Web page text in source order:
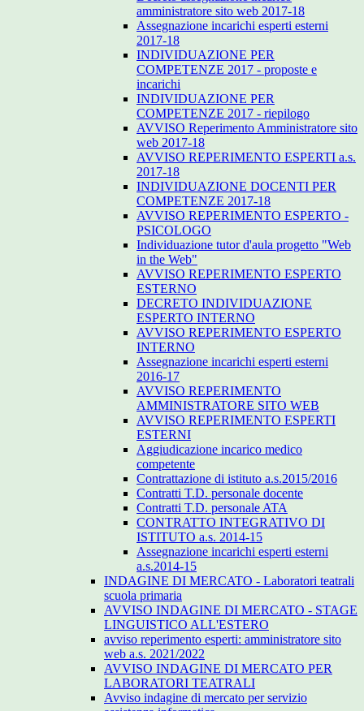
amministratore sito web 2017-18
Assegnazione incarichi esperti esterni
2017-18
INDIVIDUAZIONE PER
COMPETENZE 2017 - proposte e
incarichi
INDIVIDUAZIONE PER
COMPETENZE 2017 - riepilogo
AVVISO Reperimento Amministratore sito
web 2017-18
AVVISO REPERIMENTO ESPERTI a.s.
2017-18
INDIVIDUAZIONE DOCENTI PER
COMPETENZE 2017-18
AVVISO REPERIMENTO ESPERTO -
PSICOLOGO
Individuazione tutor d'aula progetto "Web
in the Web"
AVVISO REPERIMENTO ESPERTO
ESTERNO
DECRETO INDIVIDUAZIONE
ESPERTO INTERNO
AVVISO REPERIMENTO ESPERTO
INTERNO
Assegnazione incarichi esperti esterni
2016-17
AVVISO REPERIMENTO
AMMINISTRATORE SITO WEB
AVVISO REPERIMENTO ESPERTI
ESTERNI
Aggiudicazione incarico medico
competente
Contrattazione di istituto a.s.2015/2016
Contratti T.D. personale docente
Contratti T.D. personale ATA
CONTRATTO INTEGRATIVO DI
ISTITUTO a.s. 2014-15
Assegnazione incarichi esperti esterni
a.s.2014-15
INDAGINE DI MERCATO - Laboratori teatrali
scuola primaria
AVVISO INDAGINE DI MERCATO - STAGE
LINGUISTICO ALL'ESTERO
avviso reperimento esperti: amministratore sito
web a.s. 2021/2022
AVVISO INDAGINE DI MERCATO PER
LABORATORI TEATRALI
Avviso indagine di mercato per servizio